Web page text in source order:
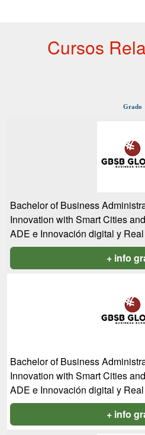
Cursos
Grado
Bachelor of Business
Innovation with Smart Cities
ADE e Innovación digital y
+ info
Bachelor of Business
Innovation with Smart Cities
ADE e Innovación digital y
+ info